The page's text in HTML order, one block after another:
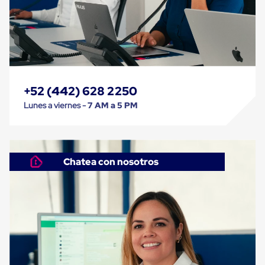
Caja
Super
Sacos
Rafia
Super
Sacos
Rafia
sin
personalizar
de
rafia
personalizados
Cable
Rafia
Fibrilada
Arpilla
+52 (442) 628 2250
Lunes a viernes -7 AM a 5 PM
Chatea con nosotros